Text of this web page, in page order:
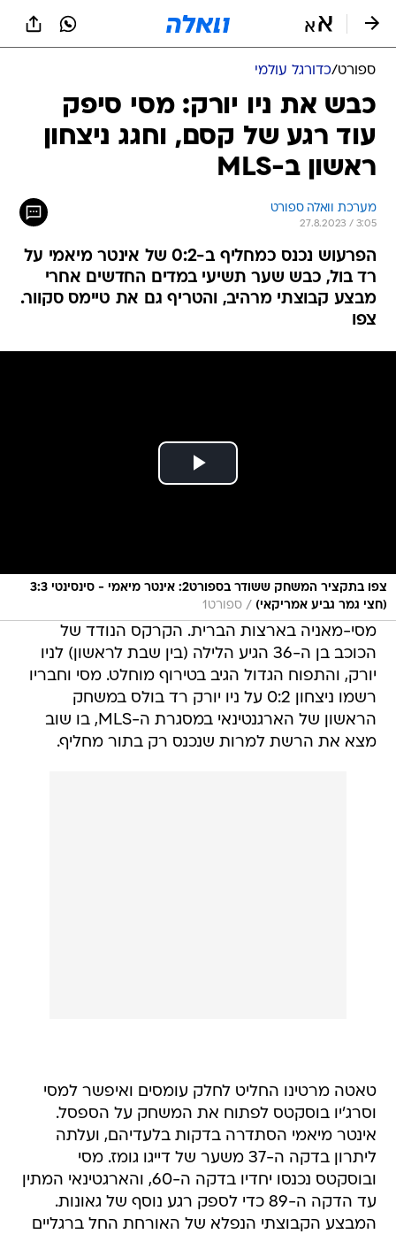
ספורט/כדורגל עולמי
כבש את ניו יורק: מסי סיפק
עוד רגע של קסם, וחגג ניצחון
ראשון ב-MLS
מערכת וואלה ספורט
27.8.2023 / 3:05
הפרעוש נכנס כמחליף ב-0:2 של אינטר מיאמי על
רד בול, כבש שער תשיעי במדים החדשים אחרי
מבצע קבוצתי מרהיב, והטריף גם את טיימס סקוור.
צפו
צפו בתקציר המשחק ששודר בספורט2: אינטר מיאמי - סינסינטי 3:3
(חצי גמר גביע אמריקאי) / ספורט1
מסי-מאניה בארצות הברית. הקרקס הנודד של
הכוכב בן ה-36 הגיע הלילה (בין שבת לראשון) לניו
יורק, והתפוח הגדול הגיב בטירוף מוחלט. מסי וחבריו
רשמו ניצחון 0:2 על ניו יורק רד בולס במשחק
הראשון של הארגנטינאי במסגרת ה-MLS, בו שוב
מצא את הרשת למרות שנכנס רק בתור מחליף.
טאטה מרטינו החליט לחלק עומסים ואיפשר למסי
וסרג'יו בוסקטס לפתוח את המשחק על הספסל.
אינטר מיאמי הסתדרה בדקות בלעדיהם, ועלתה
ליתרון בדקה ה-37 משער של דייגו גומז. מסי
ובוסקטס נכנסו יחדיו בדקה ה-60, והארגטינאי המתין
עד הדקה ה-89 כדי לספק רגע נוסף של גאונות.
המבצע הקבוצתי הנפלא של האורחת החל ברגליים